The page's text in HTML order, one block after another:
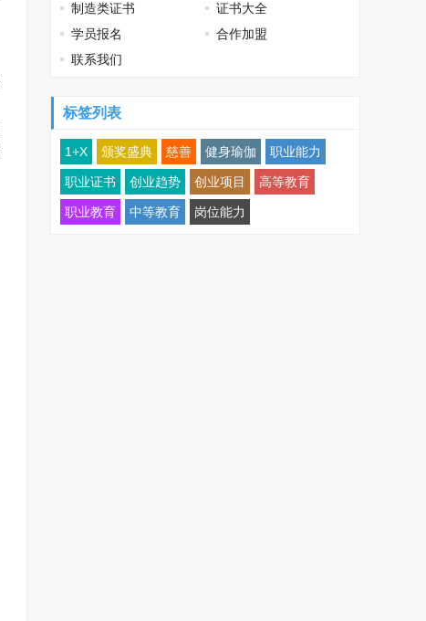
制造类证书
证书大全
学员报名
合作加盟
联系我们
标签列表
1+X 颁奖盛典 慈善 健身瑜伽 职业能力
职业证书 创业趋势 创业项目 高等教育
职业教育 中等教育 岗位能力